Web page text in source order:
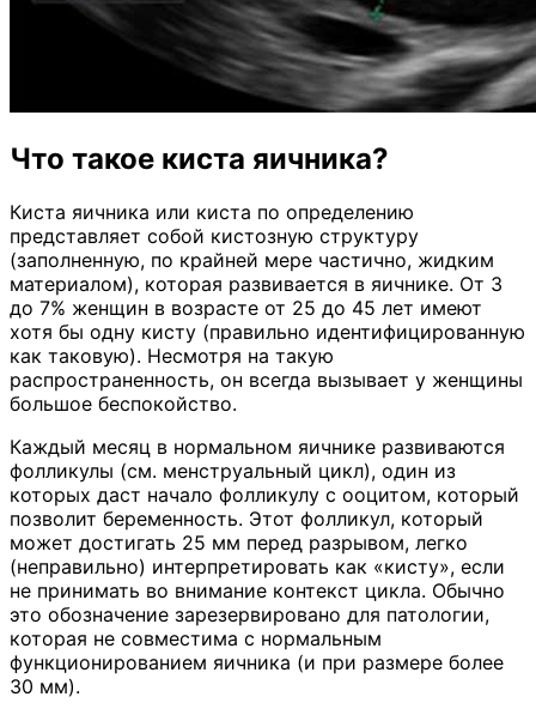
Что такое киста яичника?
Киста яичника или киста по определению
представляет собой кистозную структуру
(заполненную, по крайней мере частично, жидким
материалом), которая развивается в яичнике. От 3
до 7% женщин в возрасте от 25 до 45 лет имеют
хотя бы одну кисту (правильно идентифицированную
как таковую). Несмотря на такую
распространенность, он всегда вызывает у женщины
большое беспокойство.
Каждый месяц в нормальном яичнике развиваются
фолликулы (см. менструальный цикл), один из
которых даст начало фолликулу с ооцитом, который
позволит беременность. Этот фолликул, который
может достигать 25 мм перед разрывом, легко
(неправильно) интерпретировать как «кисту», если
не принимать во внимание контекст цикла. Обычно
это обозначение зарезервировано для патологии,
которая не совместима с нормальным
функционированием яичника (и при размере более
30 мм).